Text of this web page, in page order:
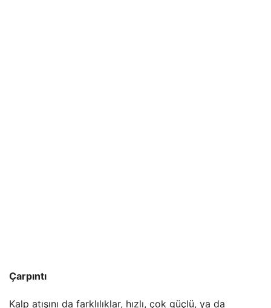
Çarpıntı
Kalp atışını da farklılıklar, hızlı, çok güçlü, ya da